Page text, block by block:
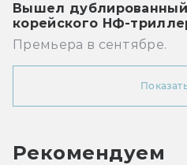
Вышел
корейского НФ-
Премьера в сентябре.
Рекомендуем